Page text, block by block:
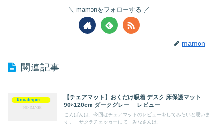
mamonをフォローする
mamon
関連記事
Uncategorized
【チェアマット】おくだけ吸着 デスク 床保護マット
90×120cm ダークグレー レビュー
こんばんは、今回はチェアマットのレビューをしてみたいと思いま
す。 サクラチェッカーにて みなさんは、...